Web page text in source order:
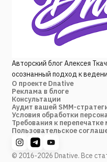
Авторский блог Алексея
осознанный подход к
О проекте Dnative
Реклама в блоге
Консультации
Аудит вашей SMM-
Условия обработки
Требования к
Пользовательское
© 2016-2026 Dnative. Все